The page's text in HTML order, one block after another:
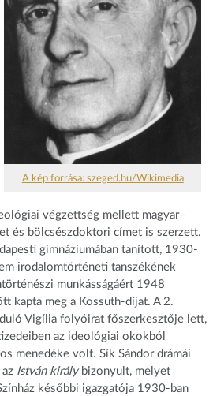
A kép forrása: szeged.hu/Wikimedia
végzettség mellett magyar–
és bölcsészdoktori címet is szerzett.
gimnáziumában tanított, 1930-
irodalomtörténeti tanszékének
munkásságáért 1948
kapta meg a Kossuth-díjat. A 2.
Vigília folyóirat főszerkesztője lett,
az ideológiai okokból
menedéke volt. Sík Sándor drámái
István királybizonyult, melyet
későbbi igazgatója 1930-ban